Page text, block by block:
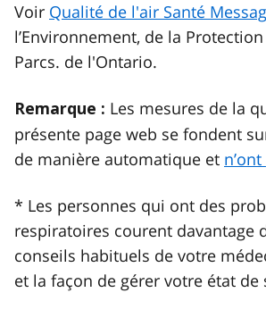
Voir Qualité de l'air Santé
l’Environnement, de la
Parcs. de l'Ontario.
Remarque : Les mesures de la
présente page web se fondent
de manière automatique et
* Les personnes qui ont des
respiratoires courent davantage
conseils habituels de votre
et la façon de gérer votre état de